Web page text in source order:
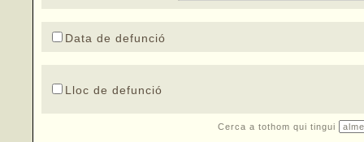
Data de defunció
Lloc de defunció
Cerca a tothom qui tingui